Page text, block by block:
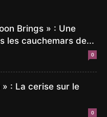
Brings » : Une
les cauchemars de...
0
: La cerise sur le
0